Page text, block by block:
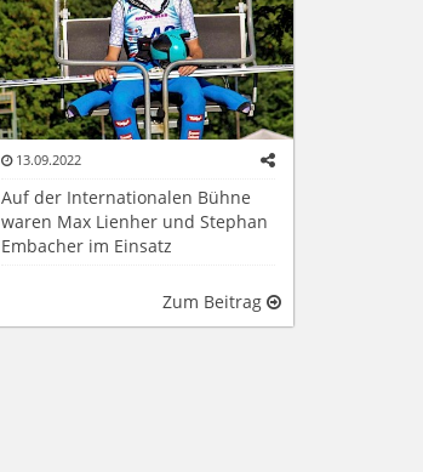
13.09.2022
Auf der Internationalen Bühne
waren Max Lienher und Stephan
Embacher im Einsatz
Zum Beitrag